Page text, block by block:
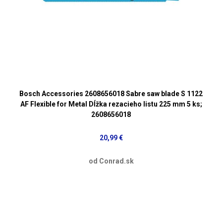
Bosch Accessories 2608656018 Sabre saw blade S 1122
AF Flexible for Metal Dĺžka rezacieho listu 225 mm 5 ks;
2608656018
20,99 €
od Conrad.sk